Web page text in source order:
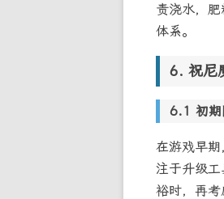
责浇水，
体系。
祝尼
初
在游戏早
注于升级
裕时，再考